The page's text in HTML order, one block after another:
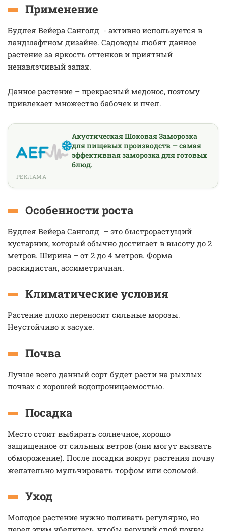
Применение
Будлея Вейера Санголд - активно используется в
ландшафтном дизайне. Садоводы любят данное
растение за яркость оттенков и приятный
ненавязчивый запах.
Данное растение – прекрасный медонос, поэтому
привлекает множество бабочек и пчел.
Акустическая Шоковая Заморозка
для пищевых производств — самая
эффективная заморозка для готовых
блюд.
РЕКЛАМА
Особенности роста
Будлея Вейера Санголд – это быстрорастущий
кустарник, который обычно достигает в высоту до 2
метров. Ширина – от 2 до 4 метров. Форма
раскидистая, ассиметричная.
Климатические условия
Растение плохо переносит сильные морозы.
Неустойчиво к засухе.
Почва
Лучше всего данный сорт будет расти на рыхлых
почвах с хорошей водопроницаемостью.
Посадка
Место стоит выбирать солнечное, хорошо
защищенное от сильных ветров (они могут вызвать
обморожение). После посадки вокруг растения почву
желательно мульчировать торфом или соломой.
Уход
Молодое растение нужно поливать регулярно, но